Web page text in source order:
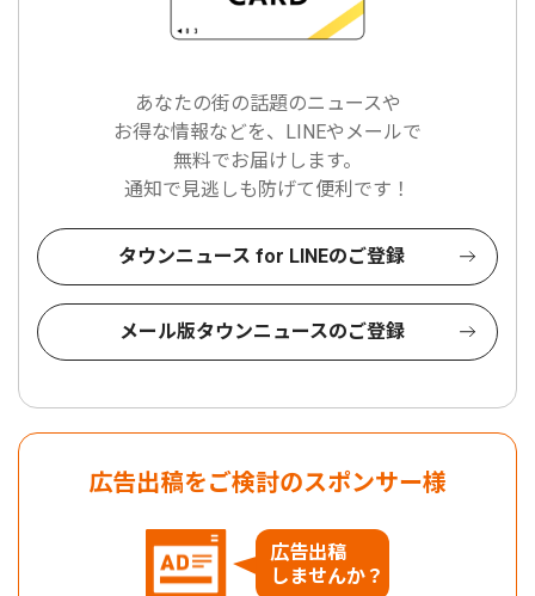
あなたの街の話題のニュースや
お得な情報などを、LINEやメールで
無料でお届けします。
通知で見逃しも防げて便利です！
タウンニュース for LINEのご登録
メール版タウンニュースのご登録
広告出稿をご検討のスポンサー様
広告出稿
しませんか？